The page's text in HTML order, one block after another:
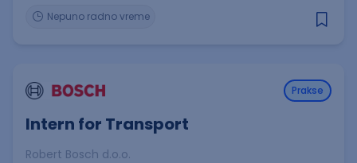
Nepuno radno vreme
Prakse
Intern for Transport
Robert Bosch d.o.o.